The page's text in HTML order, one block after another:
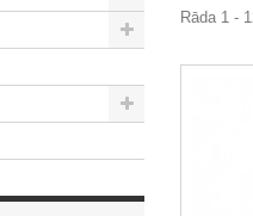
Rāda 1 -